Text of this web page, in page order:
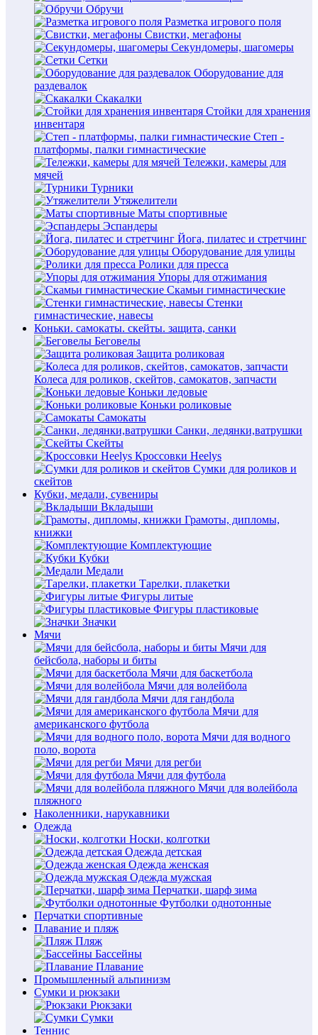
Обручи
Разметка игрового поля
Свистки, мегафоны
Секундомеры, шагомеры
Сетки
Оборудование для
раздевалок
Скакалки
Стойки для хранения
инвентаря
Степ -
платформы, палки гимнастические
Тележки, камеры для
мячей
Турники
Утяжелители
Маты спортивные
Эспандеры
Йога, пилатес и стретчинг
Оборудование для улицы
Ролики для пресса
Упоры для отжимания
Скамьи гимнастические
Стенки
гимнастические, навесы
Коньки. самокаты. скейты. защита, санки
Беговелы
Защита роликовая
Колеса для роликов, скейтов, самокатов, запчасти
Коньки ледовые
Коньки роликовые
Самокаты
Санки, ледянки,ватрушки
Скейты
Кроссовки Heelys
Сумки для роликов и
скейтов
Кубки, медали, сувениры
Вкладыши
Грамоты, дипломы,
книжки
Комплектующие
Кубки
Медали
Тарелки, плакетки
Фигуры литые
Фигуры пластиковые
Значки
Мячи
Мячи для
бейсбола, наборы и биты
Мячи для баскетбола
Мячи для волейбола
Мячи для гандбола
Мячи для
американского футбола
Мячи для водного
поло, ворота
Мячи для регби
Мячи для футбола
Мячи для волейбола
пляжного
Наколенники, нарукавники
Одежда
Носки, колготки
Одежда детская
Одежда женская
Одежда мужская
Перчатки, шарф зима
Футболки однотонные
Перчатки спортивные
Плавание и пляж
Пляж
Бассейны
Плавание
Промышленный альпинизм
Сумки и рюкзаки
Рюкзаки
Сумки
Теннис